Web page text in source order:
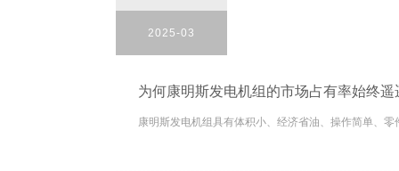
2025-03
为何康明斯发电机组的市场占有率始终遥
康明斯发电机组具有体积小、经济省油、操作简单、